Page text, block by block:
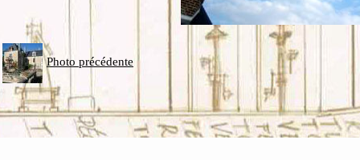
Photo précédente